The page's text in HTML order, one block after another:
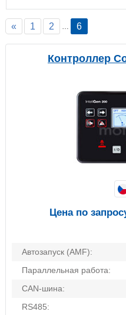
« 1 2 … 6
Контроллер
Автозапуск (AMF):
Параллельная работа:
CAN-шина:
RS485:
Цена по